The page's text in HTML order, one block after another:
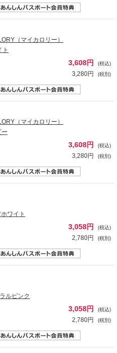
（マイカロリー）
3,608円 (税込)
3,280円 (税別)
（マイカロリー）
3,608円 (税込)
3,280円 (税別)
ワイト
3,058円 (税込)
2,780円 (税別)
ルピンク
3,058円 (税込)
2,780円 (税別)